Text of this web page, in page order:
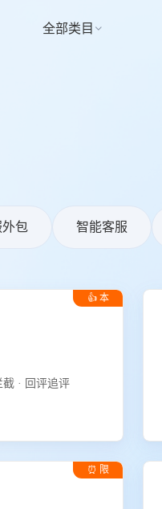
全部类目 
包 智能客服
👍 本
售后智能客服 · 智能建单 · 物流拦截 · 回评追评
⏰ 限